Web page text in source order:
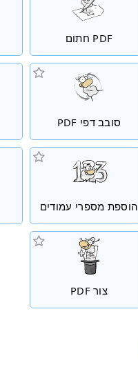
PDF חתום
סובב דפי PDF
הוספת מספרי עמודים
צור PDF